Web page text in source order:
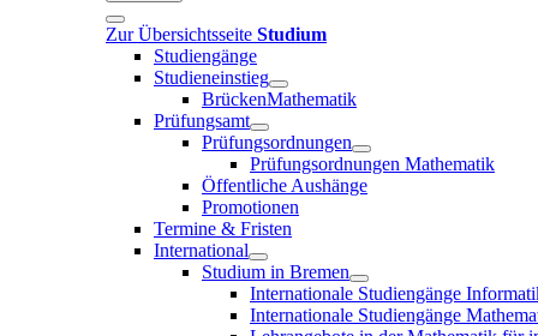
Zur Übersichtsseite Studium
Studiengänge
Studieneinstieg
BrückenMathematik
Prüfungsamt
Prüfungsordnungen
Prüfungsordnungen Mathematik
Öffentliche Aushänge
Promotionen
Termine & Fristen
International
Studium in Bremen
Internationale Studiengänge
Internationale Studiengänge